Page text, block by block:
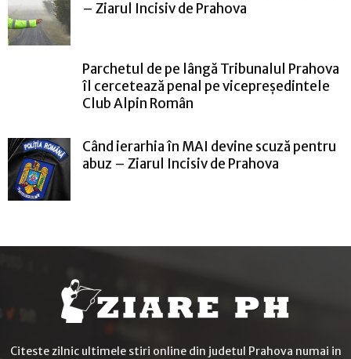
– Ziarul Incisiv de Prahova
Parchetul de pe lângă Tribunalul Prahova
îl cercetează penal pe vicepreședintele
Club Alpin Român
Când ierarhia în MAI devine scuză pentru
abuz – Ziarul Incisiv de Prahova
Citeste zilnic ultimele stiri online din judetul Prahova numai in